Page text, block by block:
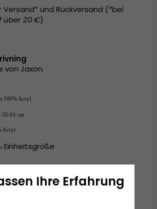
und Rückversand (*bei
über 20 €)
von Jaxon.
100% Acryl
55-61 cm
Acryl
Einheitsgröße
Ihre Erfahrung